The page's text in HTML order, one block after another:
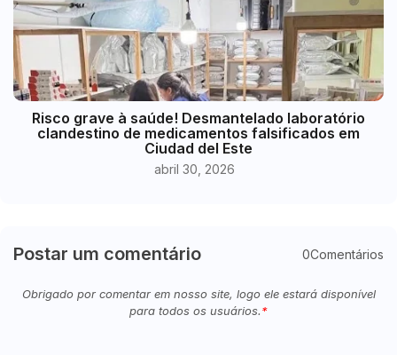
Risco grave à saúde! Desmantelado laboratório
clandestino de medicamentos falsificados em
Ciudad del Este
abril 30, 2026
Postar um comentário 0Comentários
Obrigado por comentar em nosso site, logo ele estará disponível
para todos os usuários.